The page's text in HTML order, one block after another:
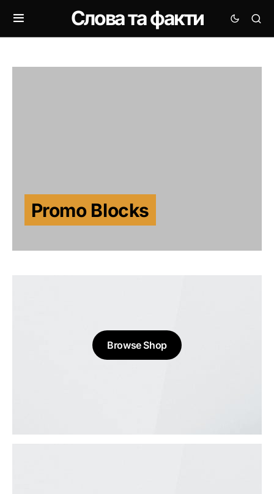
Слова та факти
Promo Blocks
Browse Shop